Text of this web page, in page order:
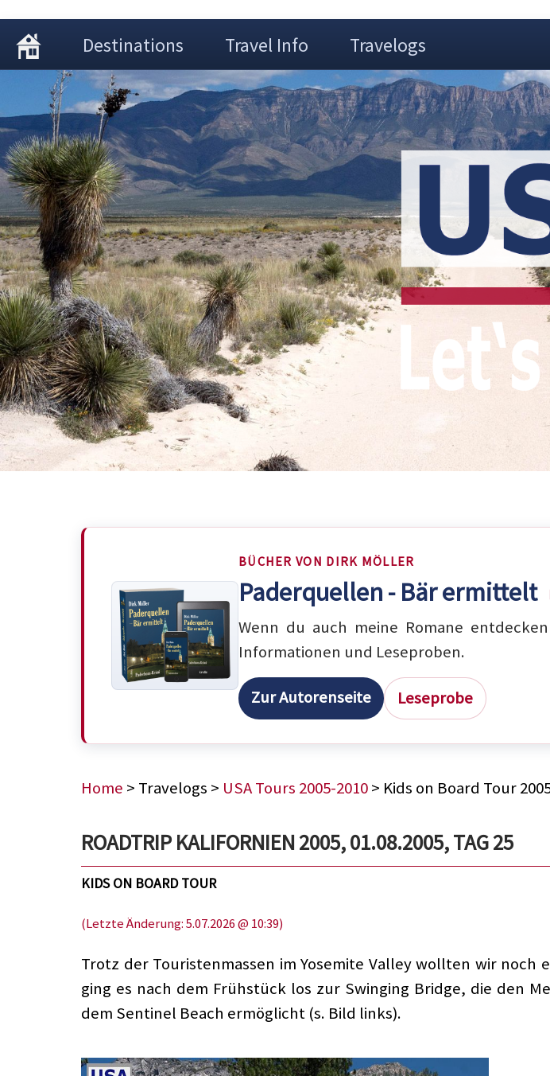
Destinations Travel Info Travelogs
BÜCHER VON DIRK MÖLLER
Paderquellen - Bär ermittelt
Wenn du auch meine Romane
Informationen und Leseproben.
Zur Autorenseite Leseprobe
Home > Travelogs > USA Tours 2005-2010> Kids on Board Tour
ROADTRIP KALIFORNIEN 2005, 01.08.2005, TAG 25
KIDS ON BOARD TOUR
(Letzte Änderung: 5.07.2026 @ 10:39)
Trotz der Touristenmassen im Yosemite Valley wollten wir
ging es nach dem Frühstück los zur Swinging Bridge, die den
dem Sentinel Beach ermöglicht (s. Bild links).